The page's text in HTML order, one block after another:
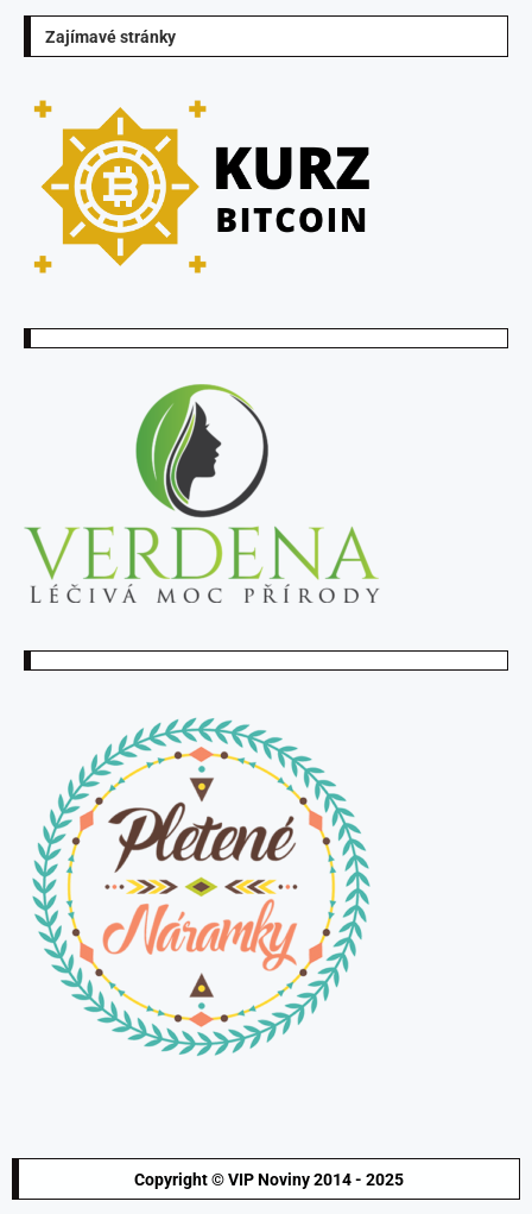
Zajímavé stránky
Copyright © VIP Noviny 2014 - 2025